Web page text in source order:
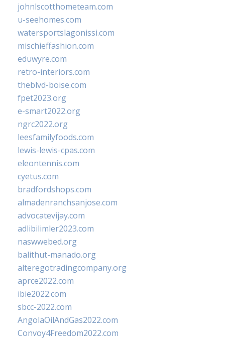
johnlscotthometeam.com
u-seehomes.com
watersportslagonissi.com
mischieffashion.com
eduwyre.com
retro-interiors.com
theblvd-boise.com
fpet2023.org
e-smart2022.org
ngrc2022.org
leesfamilyfoods.com
lewis-lewis-cpas.com
eleontennis.com
cyetus.com
bradfordshops.com
almadenranchsanjose.com
advocatevijay.com
adlibilimler2023.com
naswwebed.org
balithut-manado.org
alteregotradingcompany.org
aprce2022.com
ibie2022.com
sbcc-2022.com
AngolaOilAndGas2022.com
Convoy4Freedom2022.com